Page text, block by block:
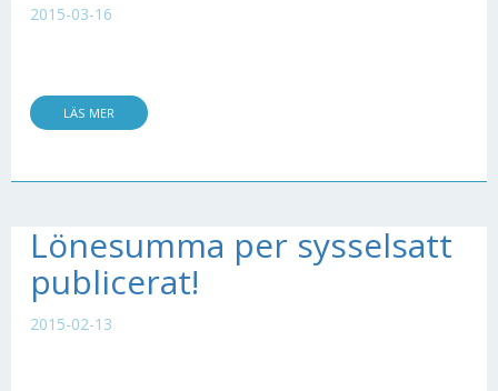
2015-03-16
LÄS MER
Lönesumma per sysselsatt
publicerat!
2015-02-13